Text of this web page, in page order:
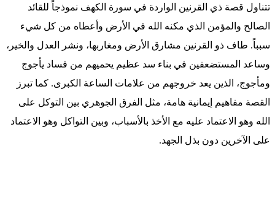
تتناول قصة ذي القرنين الواردة في سورة الكهف نموذجاً للقائد
الصالح والمؤمن الذي مكنه الله في الأرض وأعطاه من كل شيء
سبباً. طاف ذو القرنين مشارق الأرض ومغاربها، ونشر العدل والخير،
وساعد المستضعفين في بناء سد عظيم يحميهم من فساد يأجوج
ومأجوج، الذين يعد خروجهم من علامات الساعة الكبرى. كما تبرز
القصة مفاهيم إيمانية هامة، مثل الفرق الجوهري بين التوكل على
الله وهو الاعتماد عليه مع الأخذ بالأسباب، وبين التواكل وهو الاعتماد
على الآخرين دون بذل الجهد.